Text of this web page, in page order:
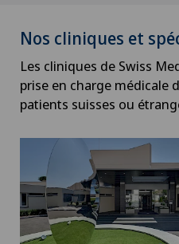
Nos cliniques et
Les cliniques de Swiss
prise en charge médicale
patients suisses ou